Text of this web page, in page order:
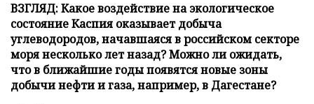
ВЗГЛЯД: Какое воздействие на экологическое
состояние Каспия оказывает добыча
углеводородов, начавшаяся в российском секторе
моря несколько лет назад? Можно ли ожидать,
что в ближайшие годы появятся новые зоны
добычи нефти и газа, например, в Дагестане?